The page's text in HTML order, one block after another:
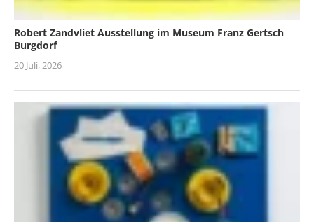
Robert Zandvliet Ausstellung im Museum Franz Gertsch
Burgdorf
20 Juli, 2026